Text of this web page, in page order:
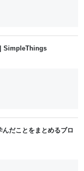
| SimpleThings
だことをまとめるブロ